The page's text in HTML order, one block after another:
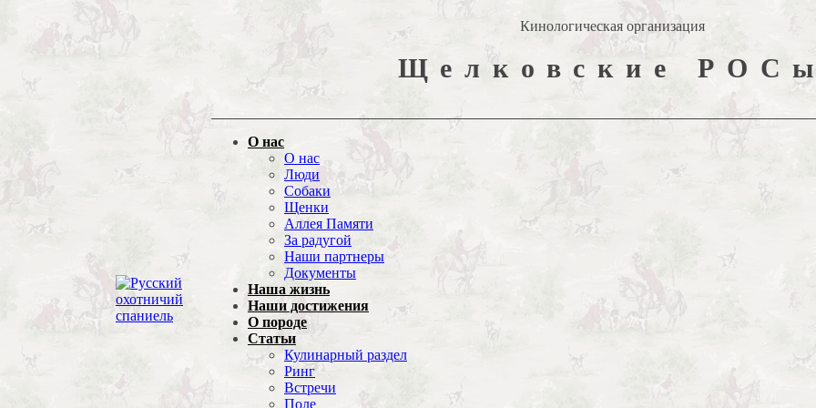
Кинологическая организация
Щелковские
О нас
О нас
Люди
Собаки
Щенки
Аллея Памяти
За радугой
Наши партнеры
Документы
Наша жизнь
Наши достижения
О породе
Статьи
Кулинарный раздел
Ринг
Встречи
Поле